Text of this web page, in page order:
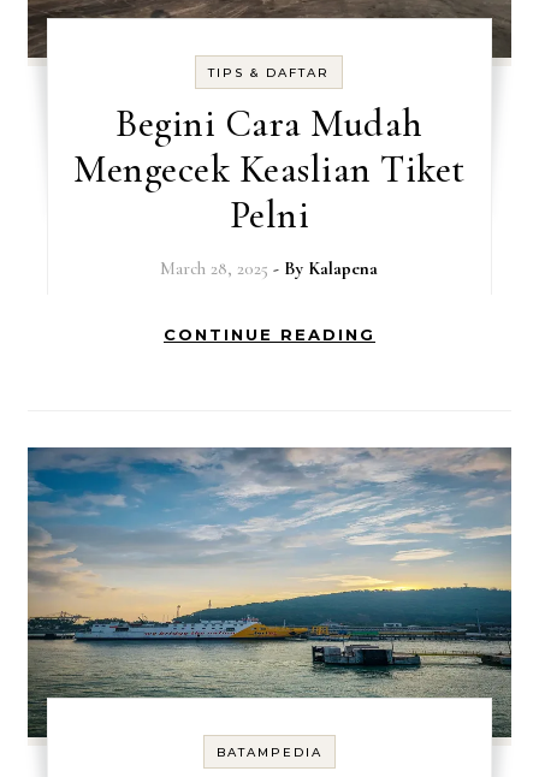
TIPS & DAFTAR
Begini Cara Mudah
Mengecek Keaslian Tiket
Pelni
March 28, 2025 - By Kalapena
CONTINUE READING
BATAMPEDIA